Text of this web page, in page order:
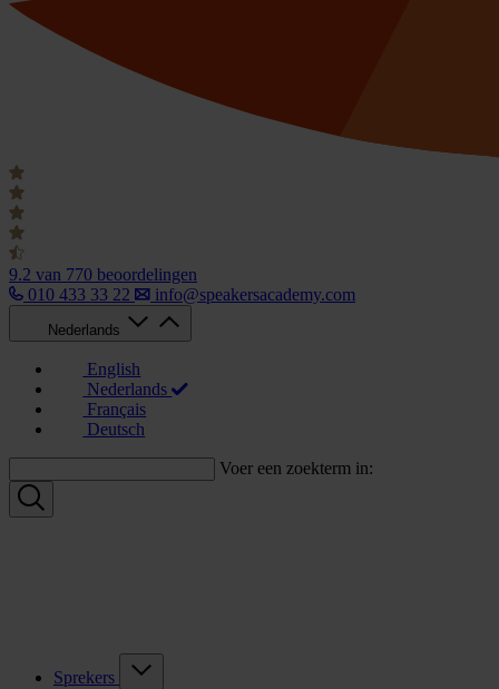
9.2 van 770 beoordelingen
010 433 33 22
info@speakersacademy.com
Nederlands
English
Nederlands
Français
Deutsch
Voer een zoekterm in:
Sprekers